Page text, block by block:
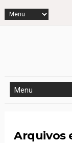
Arquivos